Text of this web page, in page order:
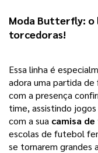
Moda Butterfly:
torcedoras!
Essa linha é
adora uma partida
com a presença
time, assistindo
com a sua camisa
escolas de futebol
se tornarem grandes